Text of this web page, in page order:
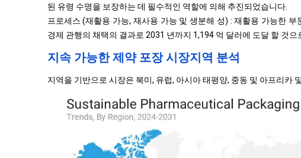
된 유령 수명을 보장하는 데 필수적인 역할에 의해 추진되었습니다.
프로세스 (재활용 가능, 재사용 가능 및 생분해 성) : 재활용 가능한
경제 관행의 채택의 결과로 2031 년까지 1,194 억 달러에 도달 할 것으
지속 가능한 제약 포장 시장지역 분석
지역을 기반으로 시장은 북미, 유럽, 아시아 태평양, 중동 및 아프리카